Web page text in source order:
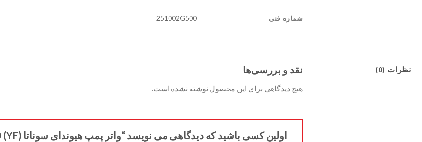
شماره فنی 251002G500
نظرات (0) نقد و بررسی‌ها
هیچ دیدگاهی برای این محصول نوشته نشده است.
اولین کسی باشید که دیدگاهی می نویسد “واتر پمپ هیوندای سوناتا (YF) 251002G500”